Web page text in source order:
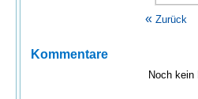
« Zurück
Kommentare
Noch kein